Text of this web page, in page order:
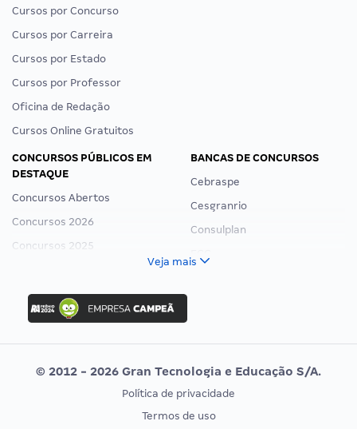
Cursos por Concurso
Cursos por Carreira
Cursos por Estado
Cursos por Professor
Oficina de Redação
Cursos Online Gratuitos
CONCURSOS PÚBLICOS EM
DESTAQUE
Concursos Abertos
Concursos 2026
Concursos 2025
Concurso Nacional Unificado
Concurso Ibama
Concurso MPU
Editais publicados
BANCAS DE CONCURSOS
Cebraspe
Cesgranrio
Consulplan
Vunesp
CONCURSOS POR PROFISSÃO
EXAME DE ORDEM
Veja mais
© 2012 - 2026 Gran Tecnologia e Educação S/A.
Política de privacidade
Termos de uso